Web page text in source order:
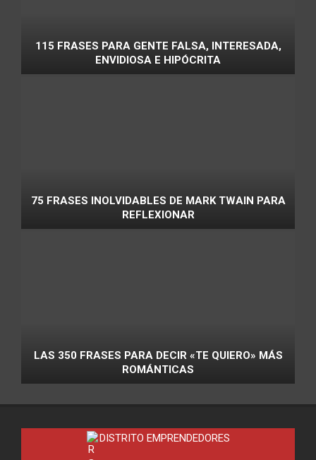
115 FRASES PARA GENTE FALSA, INTERESADA,
ENVIDIOSA E HIPÓCRITA
75 FRASES INOLVIDABLES DE MARK TWAIN PARA
REFLEXIONAR
LAS 350 FRASES PARA DECIR «TE QUIERO» MÁS
ROMÁNTICAS
DISTRITO EMPRENDEDORES